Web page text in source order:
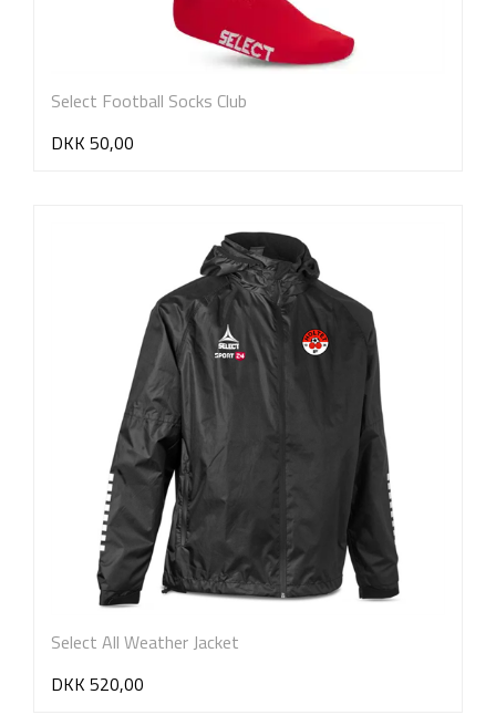
Select Football Socks Club
DKK 50,00
Select All Weather Jacket
DKK 520,00